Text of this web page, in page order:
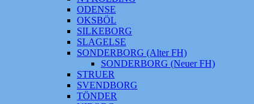
ODENSE
OKSBÖL
SILKEBORG
SLAGELSE
SONDERBORG (Alter FH)
SONDERBORG (Neuer FH)
STRUER
SVENDBORG
TÖNDER